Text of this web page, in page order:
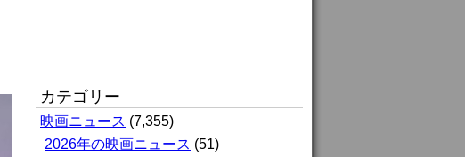
カテゴリー
映画ニュース (7,355)
2026年の映画ニュース (51)